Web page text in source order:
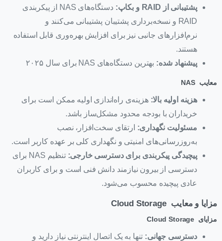
پشتیبانی از و بکاپ:
دستگاه‌های NAS از پیکربندی
RAID و نسخه‌برداری پشتیبان پشتیبانی می‌کنند و
نرم‌افزارهای جانبی نیز برای افزایش بهره‌وری قابل استفاده
هستند.
پیشنهاد شده: بهترین دستگاه‌های NAS برای سال ۲۰۲۵
معایب NAS
هزینه اولیه بالا: هزینه‌ی راه‌اندازی اولیه ممکن است برای
خریداران با بودجه محدود مشکل‌ساز باشد.
مسئولیت نگهداری: ارتقای سخت‌افزار، نصب
به‌روزرسانی‌های امنیتی و نگهداری کلی بر عهده کاربر است.
پیچیدگی پیکربندی برای دسترسی خارجی:
تنظیم NAS برای
دسترسی از بیرون نیازمند دانش فنی است و برای کاربران
عادی پیچیده محسوب می‌شود.
مزایا و معایب Cloud Storage
مزایای Cloud Storage
دسترسی جهانی: تنها به یک اتصال اینترنتی نیاز دارید و